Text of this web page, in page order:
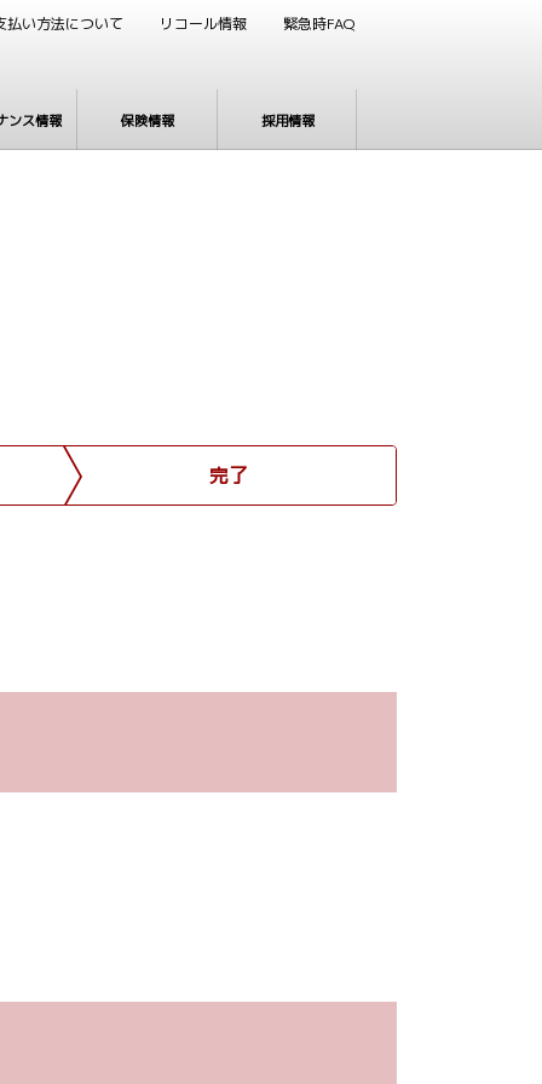
ンス情報 保険情報 採用情報
払い方法について リコール情報 緊急時FAQ
完了